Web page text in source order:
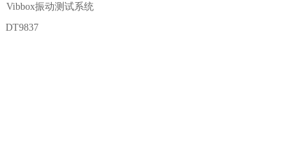
Vibbox振动测试系统
DT9837